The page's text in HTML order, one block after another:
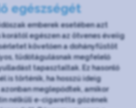
egészségét
emberek esetében azt
egészen az ötvenes éveiig
követően a dohányfüstöt
tüdőtágulásnak megfelelő
tapasztaltak. Ez hasonló
is történik, ha hosszú ideig
meglepődtek, amikor
nélküli e-cigaretta gőzének